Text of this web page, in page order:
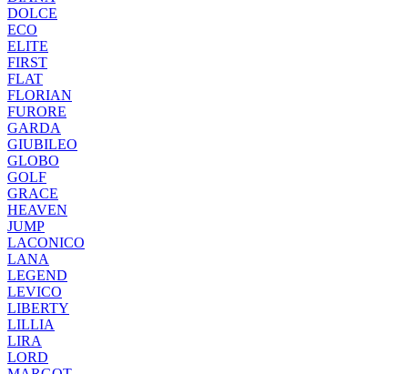
DOLCE
ECO
ELITE
FIRST
FLAT
FLORIAN
FURORE
GARDA
GIUBILEO
GLOBO
GOLF
GRACE
HEAVEN
JUMP
LACONICO
LANA
LEGEND
LEVICO
LIBERTY
LILLIA
LIRA
LORD